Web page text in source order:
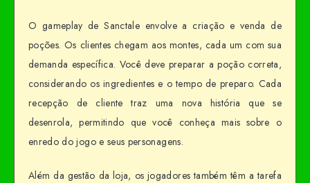
O gameplay de Sanctale envolve a criação e venda de
poções. Os clientes chegam aos montes, cada um com sua
demanda específica. Você deve preparar a poção correta,
considerando os ingredientes e o tempo de preparo. Cada
recepção de cliente traz uma nova história que se
desenrola, permitindo que você conheça mais sobre o
enredo do jogo e seus personagens.
Além da gestão da loja, os jogadores também têm a tarefa